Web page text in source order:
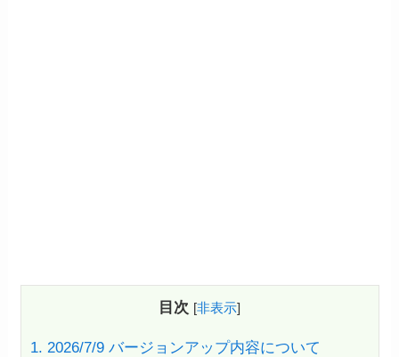
目次 [非表示]
1. 2026/7/9 バージョンアップ内容について